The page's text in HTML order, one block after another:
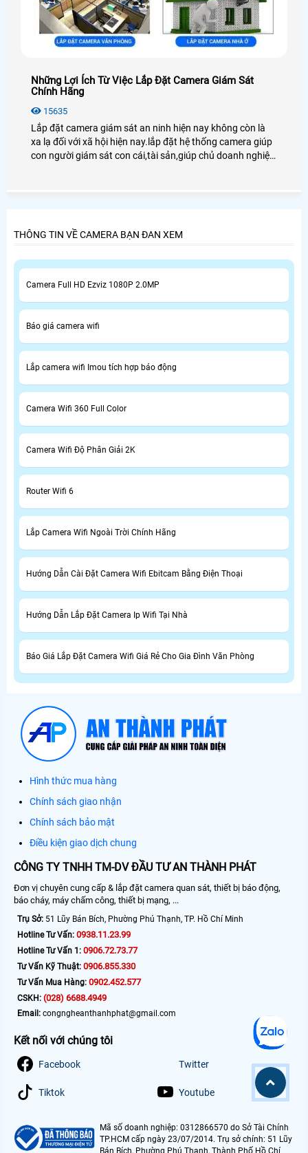
Những Lợi Ích Từ Việc Lắp Đặt Camera Giám Sát
Chính Hãng
15635
Lắp đặt camera giám sát an ninh hiện nay không còn là
xa lạ đối với xã hội hiện nay.lắp đặt hệ thống camera giúp
con người giám sát con cái,tài sản,giúp chủ doanh nghiệp
THÔNG TIN VỀ CAMERA BẠN ĐAN XEM
Camera Full HD Ezviz 1080P 2.0MP
Báo giá camera wifi
Lắp camera wifi Imou tích hợp báo động
Camera Wifi 360 Full Color
Camera Wifi Độ Phân Giải 2K
Router Wifi 6
Lắp Camera Wifi Ngoài Trời Chính Hãng
Hướng Dẫn Cài Đặt Camera Wifi Ebitcam Bằng Điện Thoại
Hướng Dẫn Lắp Đặt Camera Ip Wifi Tại Nhà
Báo Giá Lắp Đặt Camera Wifi Giá Rẻ Cho Gia Đình Văn Phòng
Hình thức mua hàng
Chính sách giao nhận
Chính sách bảo mật
Điều kiện giao dịch chung
CÔNG TY TNHH TM-DV ĐẦU TƯ AN THÀNH PHÁT
Đơn vị chuyên cung cấp & lắp đặt camera quan sát, thiết bị báo động,
báo cháy, máy chấm công, thiết bị mạng, ...
Trụ Sở: 51 Lũy Bán Bích, Phường Phú Thạnh, TP. Hồ Chí Minh
Hotline Tư Vấn: 0938.11.23.99
Hotline Tư Vấn 1: 0906.72.73.77
Tư Vấn Kỹ Thuật: 0906.855.330
Tư Vấn Mua Hàng: 0902.452.577
CSKH: (028) 6688.4949
Email: congngheanthanhphat@gmail.com
Kết nối với chúng tôi
Facebook Twitter
Tiktok Youtube
Mã số doanh nghiệp: 0312866570 do Sở Tài Chính
TP.HCM cấp ngày 23/07/2014. Trụ sở chính: 51 Lũy
Bán Bích, Phường Phú Thạnh, Thành Phố Hồ Chí